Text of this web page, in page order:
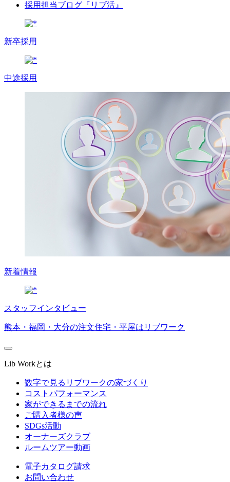
採用担当ブログ『リブ活』
新卒採用
中途採用
新着情報
スタッフインタビュー
熊本・福岡・大分の注文住宅・平屋はリブワーク
Lib Workとは
数字で見るリブワークの家づくり
コストパフォーマンス
家ができるまでの流れ
ご購入者様の声
SDGs活動
オーナーズクラブ
ルームツアー動画
電子カタログ請求
お問い合わせ